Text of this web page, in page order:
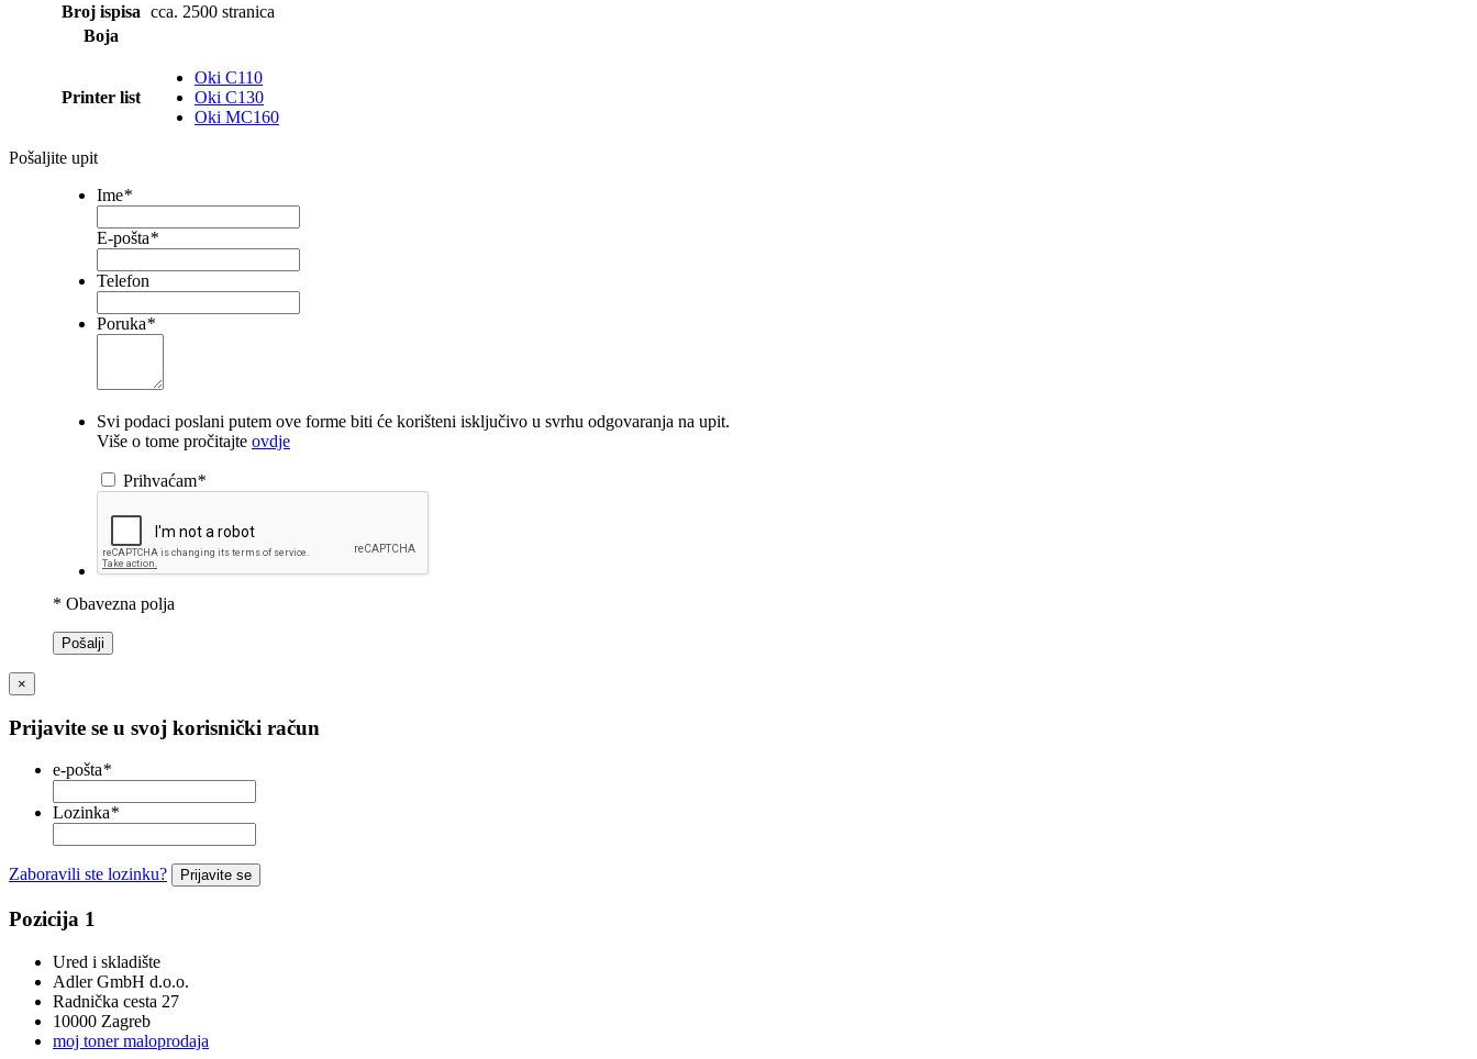
Broj ispisa cca. 2500 stranica
Boja
Printer list
Oki C110
Oki C130
Oki MC160
Pošaljite upit
Ime*
E-pošta*
Telefon
Poruka*
Svi podaci poslani putem ove forme biti će korišteni isključivo u svrhu odgovaranja na upit.
Više o tome pročitajte ovdje
Prihvaćam*
* Obavezna polja
Pošalji
×
Prijavite se u svoj korisnički račun
e-pošta*
Lozinka*
Zaboravili ste lozinku? Prijavite se
Pozicija 1
Ured i skladište
Adler GmbH d.o.o.
Radnička cesta 27
10000 Zagreb
moj toner maloprodaja